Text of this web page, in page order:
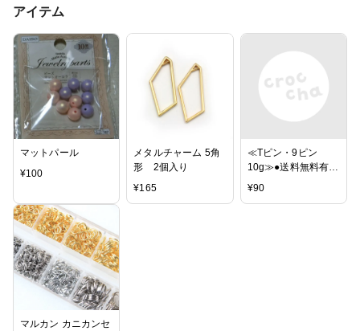
アイテム
マットパール
¥100
メタルチャーム 5角
形 2個入り
¥165
≪Tピン・9ピン
10g≫●送料無料有●
楽天最安値に挑戦●
¥90
マルカン カニカンセ